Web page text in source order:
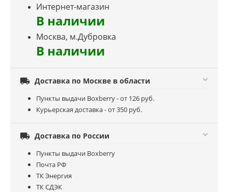
Интернет-магазин
В наличии
Москва, м.Дубровка
В наличии
 Доставка по Москве в области
Пункты выдачи Boxberry - от 126 руб.
Курьерская доставка - от 350 руб.
 Доставка по России
Пункты выдачи Boxberry
Почта РФ
ТК Энергия
ТК СДЭК